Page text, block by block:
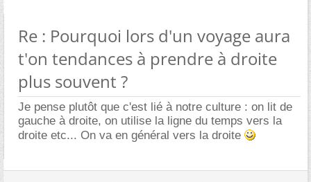
Re : Pourquoi lors d'un voyage aura
t'on tendances à prendre à droite
plus souvent ?
Je pense plutôt que c'est lié à notre culture : on lit de
gauche à droite, on utilise la ligne du temps vers la
droite etc... On va en général vers la droite